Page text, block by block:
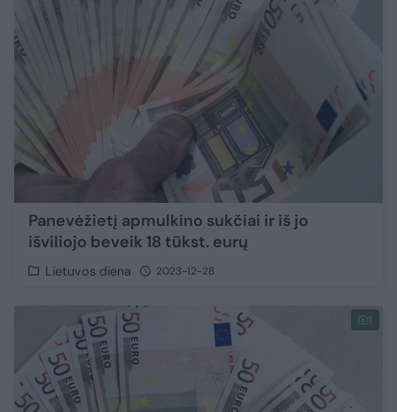
Panevėžietį apmulkino sukčiai ir iš jo
išviliojo beveik 18 tūkst. eurų
Lietuvos diena 2023-12-28
1